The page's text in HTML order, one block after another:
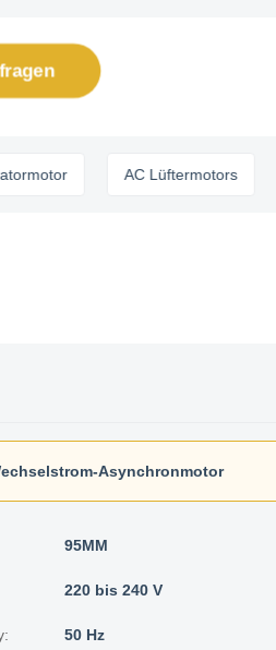
AC Lüftermotors
Asynchronmotor
95MM
220 bis 240 V
50 Hz